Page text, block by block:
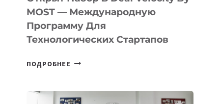
MOST — Международную
Программу Для
Технологических Стартапов
ПОДРОБНЕЕ ОТКРЫТ
DEAL